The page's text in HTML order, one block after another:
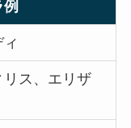
リス、エリザ